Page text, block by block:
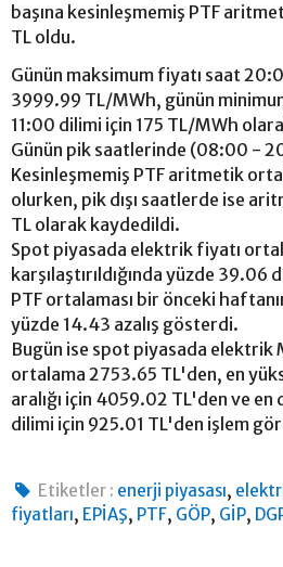
başına kesinleşmemiş PTF
TL oldu.
Günün maksimum fiyatı saat
3999.99 TL/MWh, günün
11:00 dilimi için 175 TL/MWh
Günün pik saatlerinde (08:00 -
Kesinleşmemiş PTF aritmetik
olurken, pik dışı saatlerde ise
TL olarak kaydedildi.
Spot piyasada elektrik fiyatı
karşılaştırıldığında yüzde 39.06
PTF ortalaması bir önceki
yüzde 14.43 azalış gösterdi.
Bugün ise spot piyasada elektrik
ortalama 2753.65 TL'den, en
aralığı için 4059.02 TL'den ve
dilimi için 925.01 TL'den işlem
Etiketler : enerji piyasası,
fiyatları, EPİAŞ, PTF, GÖP, GİP,